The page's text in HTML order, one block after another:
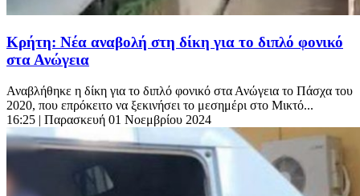
Κρήτη: Νέα αναβολή στη δίκη για το διπλό φονικό
στα Ανώγεια
Αναβλήθηκε η δίκη για το διπλό φονικό στα Ανώγεια το Πάσχα του
2020, που επρόκειτο να ξεκινήσει το μεσημέρι στο Μικτό...
16:25 | Παρασκευή 01 Νοεμβρίου 2024